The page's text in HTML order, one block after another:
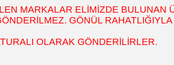
MARKALAR ELİMİZDE BULUNAN
GÖNÜL
OLARAK GÖNDERİLİRLER.